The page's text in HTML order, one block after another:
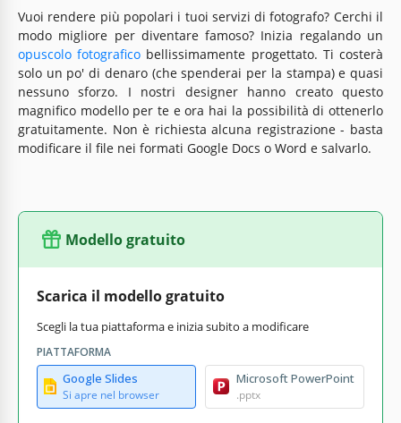
Vuoi rendere più popolari i tuoi servizi di fotografo? Cerchi il
modo migliore per diventare famoso? Inizia regalando un
opuscolo fotografico bellissimamente progettato. Ti costerà
solo un po' di denaro (che spenderai per la stampa) e quasi
nessuno sforzo. I nostri designer hanno creato questo
magnifico modello per te e ora hai la possibilità di ottenerlo
gratuitamente. Non è richiesta alcuna registrazione - basta
modificare il file nei formati Google Docs o Word e salvarlo.
Modello gratuito
Scarica il modello gratuito
Scegli la tua piattaforma e inizia subito a modificare
PIATTAFORMA
Google Slides
Si apre nel browser
Microsoft PowerPoint
.pptx